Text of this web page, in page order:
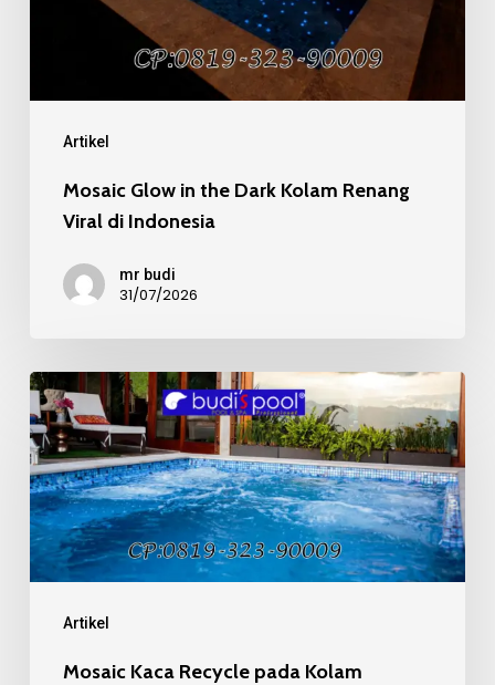
Artikel
Renang
Mosaic Glow in the Dark Kolam Renang
Viral di Indonesia
mr budi
31/07/2026
Artikel
Mosaic
Kaca
Recycle
pada
Kolam
Renang
Mosaic Kaca Recycle pada Kolam